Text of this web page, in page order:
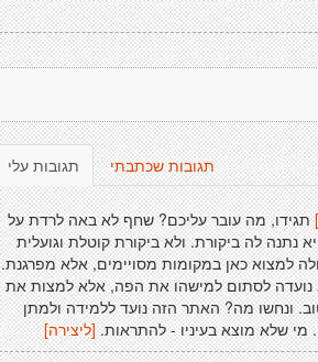
תגובות עלי תגובות שכתבתי
תגידו, מה עובר עליכם? שחף לא באה לרדת על
נתנה לה ביקורת. ולא ביקורת קוטלת וגועלית
למצוא כאן במקומות מסויימים, אלא מפרגנת.
נועדה לסתום למישהו את הפה, אלא למצות את
ונחשו מה? האתר הזה נועד ללמידה ולמתן
מי שלא מוצא בעיניו - להתראות. [ליצירה]